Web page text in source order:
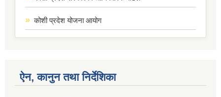
कोशी प्रदेश योजना आयोग
ऐन, कानुन तथा निर्देशिका